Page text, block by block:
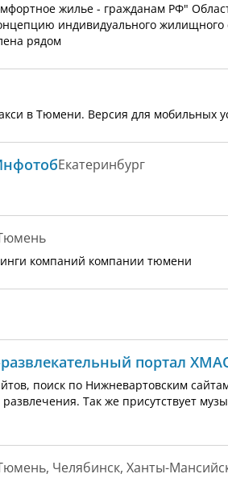
жилье - гражданам РФ"
индивидуального жилищного
рядом
в Тюмени. Версия для мобильных
Екатеринбург
компаний компании тюмени
портал
поиск по Нижневартовским
Так же присутствует
Челябинск, Ханты-